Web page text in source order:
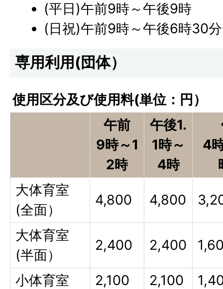
(平日)午前9時～午後9時
(日祝)午前9時～午後6時30分
専用利用(団体）
使用区分及び使用料(単位：円）
午前
9時～1
2時
午後1.
1時～
4時
4
大体育室
(全面）
4,800 4,800
大体育室
(半面）
2,400 2,400
小体育室 2,100 2,100